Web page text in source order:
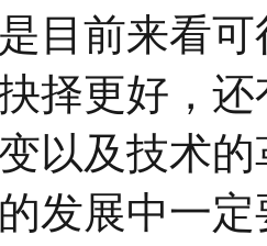
目前来看
择更好，
以及技术
发展中一